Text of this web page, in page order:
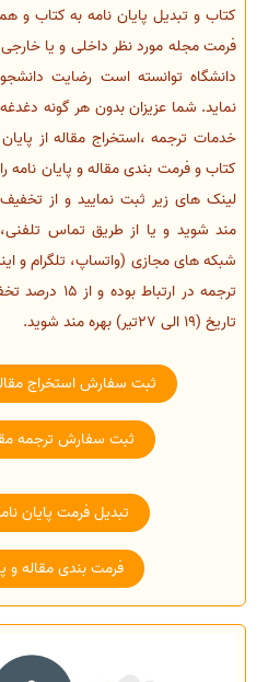
کتاب و تبدیل پایان نامه به کتاب و
فرمت مجله مورد نظر داخلی و یا
دانشگاه توانسته است رضایت
نماید. شما عزیزان بدون هر گونه
خدمات ترجمه ،استخراج مقاله از
کتاب و فرمت بندی مقاله و پایان نامه
لینک های زیر ثبت نمایید و از
مند شوید و یا از طریق تماس
شبکه های مجازی (واتساپ، تلگرام و
ترجمه در
تاریخ (19 الی 27تیر) بهره مند شوید.
ثبت سفارش استخراج
ثبت سفارش ترجمه
تبدیل فرمت پایان
فرمت بندی مقاله و